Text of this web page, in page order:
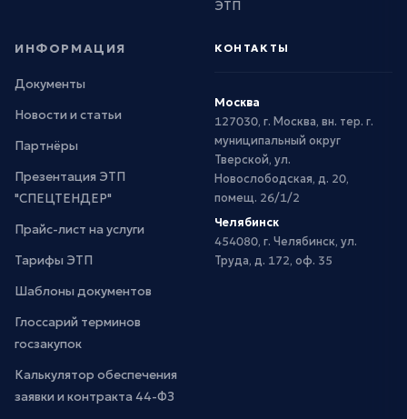
ЭТП
ИНФОРМАЦИЯ
Документы
Новости и статьи
Партнёры
Презентация ЭТП
"СПЕЦТЕНДЕР"
Прайс-лист на услуги
Тарифы ЭТП
Шаблоны документов
Глоссарий терминов
госзакупок
Калькулятор обеспечения
заявки и контракта 44-ФЗ
КОНТАКТЫ
Москва
127030, г. Москва, вн. тер. г.
муниципальный округ
Тверской, ул.
Новослободская, д. 20,
помещ. 26/1/2
Челябинск
454080, г. Челябинск, ул.
Труда, д. 172, оф. 35